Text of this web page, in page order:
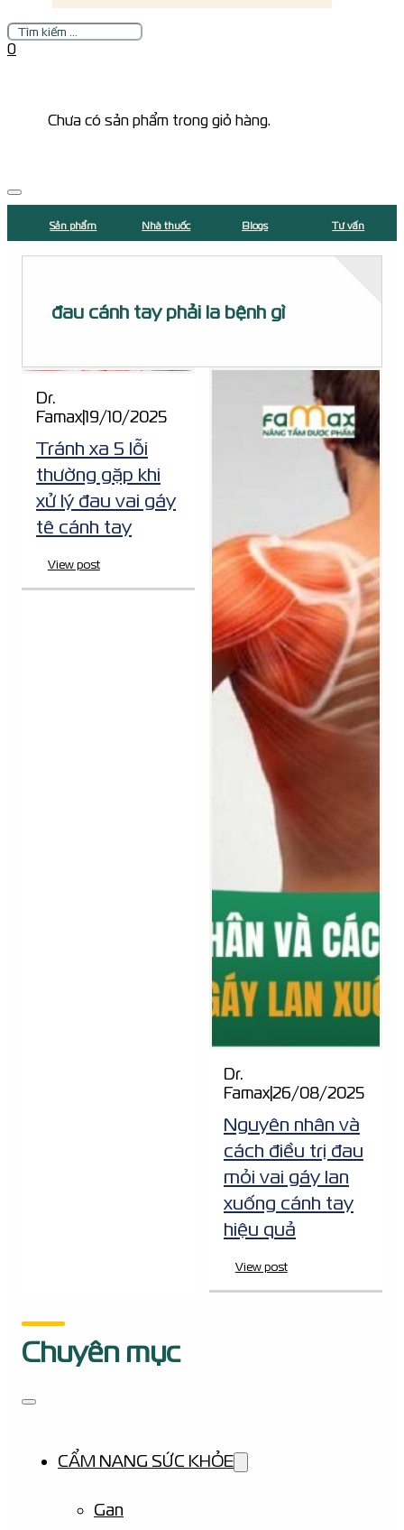
Tìm
kiếm
0
Chưa có sản phẩm trong giỏ hàng.
Sản phẩm Nhà thuốc Blogs Tư vấn
đau cánh tay phải la bệnh gì
Dr.
Famax|19/10/2025
Tránh xa 5 lỗi
thường gặp khi
xử lý đau vai gáy
tê cánh tay
View post
Dr.
Famax|26/08/2025
Nguyên nhân và
cách điều trị đau
mỏi vai gáy lan
xuống cánh tay
hiệu quả
View post
Chuyên mục
CẨM NANG SỨC KHỎE
Gan